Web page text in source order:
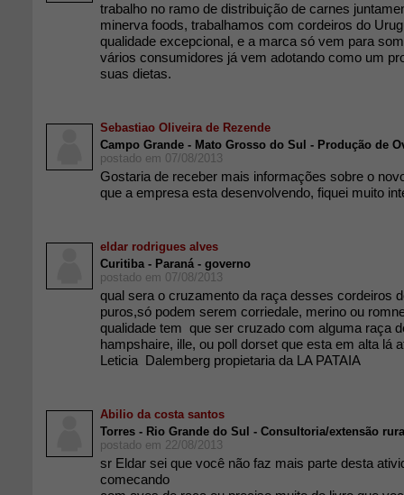
trabalho no ramo de distribuição de carnes
minerva foods, trabalhamos com cordeiros do
qualidade excepcional, e a marca só vem para
vários consumidores já vem adotando como um
suas dietas.
Sebastiao Oliveira de Rezende
Campo Grande - Mato Grosso do Sul - Produção de
postado em 07/08/2013
Gostaria de receber mais informações sobre o
que a empresa esta desenvolvendo, fiquei muito
eldar rodrigues alves
Curitiba - Paraná - governo
postado em 07/08/2013
qual sera o cruzamento da raça desses cordeiros
puros,só podem serem corriedale, merino ou
qualidade tem que ser cruzado com alguma raça
hampshaire, ille, ou poll dorset que esta em alta lá
Leticia Dalemberg propietaria da LA PATAIA
Abilio da costa santos
Torres - Rio Grande do Sul - Consultoria/extensão
postado em 22/08/2013
sr Eldar sei que você não faz mais parte desta
comecando